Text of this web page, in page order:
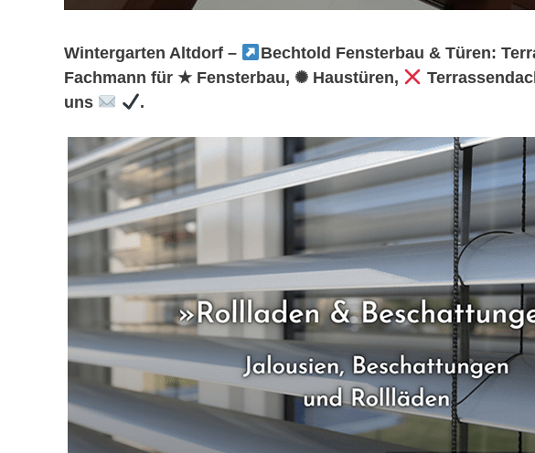
Wintergarten Altdorf – Bechtold Fensterbau & Türen:
Fachmann für ★ Fensterbau, ✺ Haustüren,
uns
.